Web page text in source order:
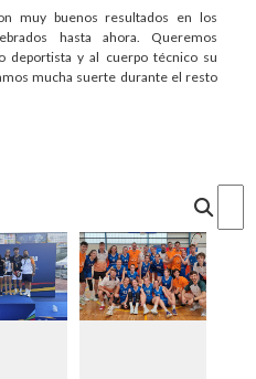
muy buenos resultados en los
hasta ahora. Queremos
deportista y al cuerpo técnico su
mucha suerte durante el resto